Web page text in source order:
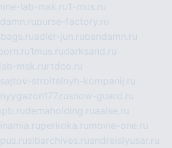
lab-msk.ru1-mus.ru
purse-factory.ru
adler-jun.rubandamn.ru
1mus.rudarksand.ru
msk.ru rtdco.ru
stroitelnyh-kompanij.ru
snow-guard.ru
demaholding.ruaalse.ru
perkoka.ru movie-one.ru
sibarchives.ruandreislyusar.ru